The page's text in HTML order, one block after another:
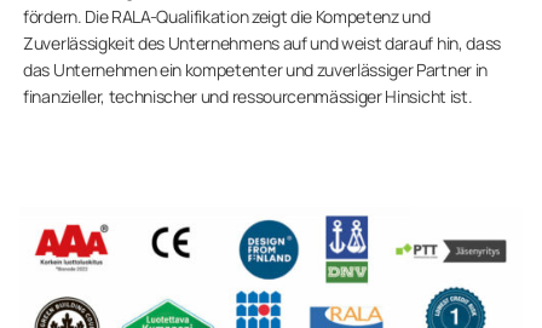
fördern. Die RALA-Qualifikation zeigt die Kompetenz und
Zuverlässigkeit des Unternehmens auf und weist darauf hin, dass
das Unternehmen ein kompetenter und zuverlässiger Partner in
finanzieller, technischer und ressourcenmässiger Hinsicht ist.